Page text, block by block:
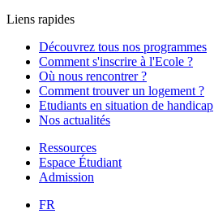
Liens rapides
Découvrez tous nos programmes
Comment s'inscrire à l'Ecole ?
Où nous rencontrer ?
Comment trouver un logement ?
Etudiants en situation de handicap
Nos actualités
Ressources
Espace Étudiant
Admission
FR